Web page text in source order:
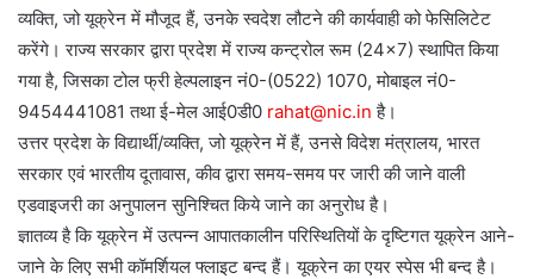
व्यक्ति, जो यूक्रेन में मौजूद हैं, उनके स्वदेश लौटने की कार्यवाही को फेसिलिटेट
करेंगे। राज्य सरकार द्वारा प्रदेश में राज्य कन्ट्रोल रूम (24×7) स्थापित किया
गया है, जिसका टोल फ्री हेल्पलाइन नं0-(0522) 1070, मोबाइल नं0-
9454441081 तथा ई-मेल आई0डी0 rahat@nic.in है।
उत्तर प्रदेश के विद्यार्थी/व्यक्ति, जो यूक्रेन में हैं, उनसे विदेश मंत्रालय, भारत
सरकार एवं भारतीय दूतावास, कीव द्वारा समय-समय पर जारी की जाने वाली
एडवाइजरी का अनुपालन सुनिश्चित किये जाने का अनुरोध है।
ज्ञातव्य है कि यूक्रेन में उत्पन्न आपातकालीन परिस्थितियों के दृष्टिगत यूक्रेन आने-
जाने के लिए सभी कॉमर्शियल फ्लाइट बन्द हैं। यूक्रेन का एयर स्पेस भी बन्द है।